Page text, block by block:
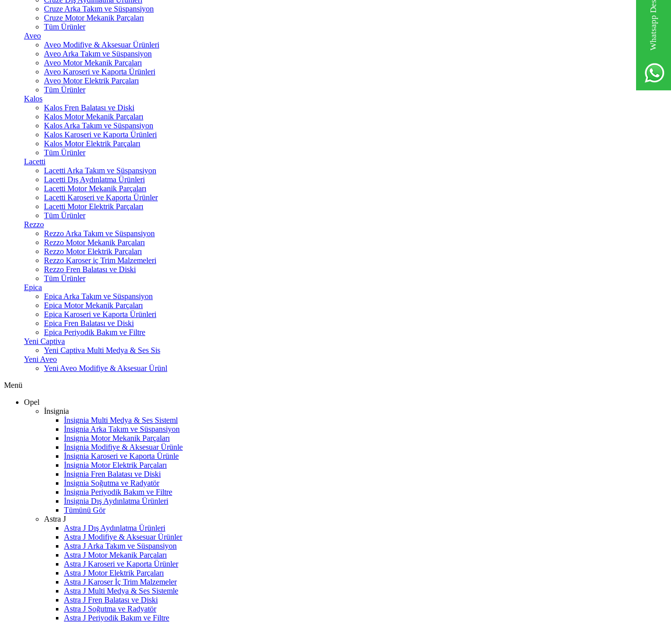
Cruze Arka Takım ve Süspansiyon
Cruze Motor Mekanik Parçaları
Tüm Ürünler
Aveo
Aveo Modifiye & Aksesuar Ürünleri
Aveo Arka Takım ve Süspansiyon
Aveo Motor Mekanik Parçaları
Aveo Karoseri ve Kaporta Ürünleri
Aveo Motor Elektrik Parçaları
Tüm Ürünler
Kalos
Kalos Fren Balatası ve Diski
Kalos Motor Mekanik Parçaları
Kalos Arka Takım ve Süspansiyon
Kalos Karoseri ve Kaporta Ürünleri
Kalos Motor Elektrik Parçaları
Tüm Ürünler
Lacetti
Lacetti Arka Takım ve Süspansiyon
Lacetti Dış Aydınlatma Ürünleri
Lacetti Motor Mekanik Parçaları
Lacetti Karoseri ve Kaporta Ürünler
Lacetti Motor Elektrik Parçaları
Tüm Ürünler
Rezzo
Rezzo Arka Takım ve Süspansiyon
Rezzo Motor Mekanik Parçaları
Rezzo Motor Elektrik Parçaları
Rezzo Karoser iç Trim Malzemeleri
Rezzo Fren Balatası ve Diski
Tüm Ürünler
Epica
Epica Arka Takım ve Süspansiyon
Epica Motor Mekanik Parçaları
Epica Karoseri ve Kaporta Ürünleri
Epica Fren Balatası ve Diski
Epica Periyodik Bakım ve Filtre
Yeni Captiva
Yeni Captiva Multi Medya & Ses Sis
Yeni Aveo
Yeni Aveo Modifiye & Aksesuar Ürünl
Menü
Opel
İnsignia
İnsignia Multi Medya & Ses Sisteml
İnsignia Arka Takım ve Süspansiyon
İnsignia Motor Mekanik Parçaları
İnsignia Modifiye & Aksesuar Ürünle
İnsignia Karoseri ve Kaporta Ürünle
İnsignia Motor Elektrik Parçaları
İnsignia Fren Balatası ve Diski
İnsignia Soğutma ve Radyatör
İnsignia Periyodik Bakım ve Filtre
İnsignia Dış Aydınlatma Ürünleri
Tümünü Gör
Astra J
Astra J Dış Aydınlatma Ürünleri
Astra J Modifiye & Aksesuar Ürünler
Astra J Arka Takım ve Süspansiyon
Astra J Motor Mekanik Parçaları
Astra J Karoseri ve Kaporta Ürünler
Astra J Motor Elektrik Parçaları
Astra J Karoser İç Trim Malzemeler
Astra J Multi Medya & Ses Sistemle
Astra J Fren Balatası ve Diski
Astra J Soğutma ve Radyatör
Astra J Periyodik Bakım ve Filtre